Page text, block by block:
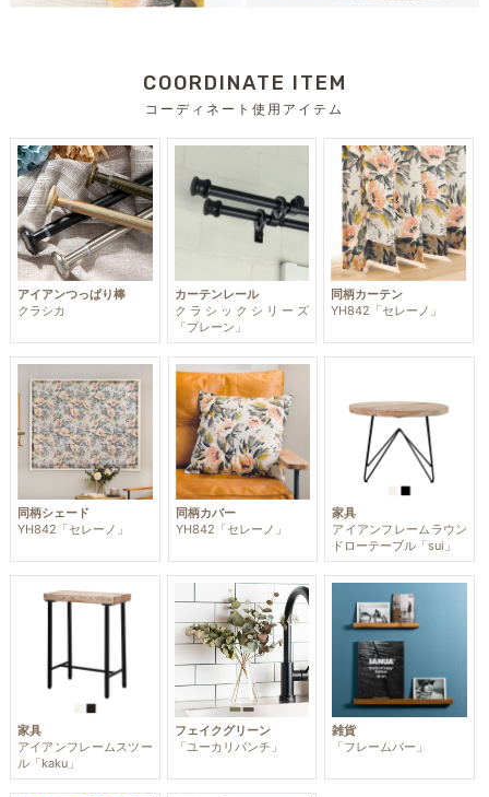
COORDINATE ITEM
コーディネート使用アイテム
アイアンつっぱり棒
クラシカ
カーテンレール
クラシックシリーズ
「プレーン」
同柄カーテン
YH842「セレーノ」
同柄シェード
YH842「セレーノ」
同柄カバー
YH842「セレーノ」
家具
アイアンフレームラウン
ドローテーブル「sui」
家具
アイアンフレームスツー
ル「kaku」
フェイクグリーン
「ユーカリバンチ」
雑貨
「フレームバー」